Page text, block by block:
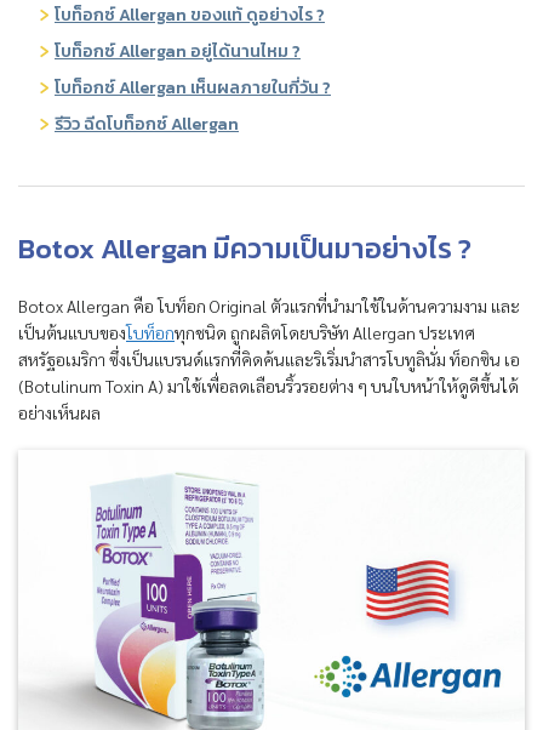
โบท็อกซ์ Allergan ของแท้ ดูอย่างไร ?
โบท็อกซ์ Allergan อยู่ได้นานไหม ?
โบท็อกซ์ Allergan เห็นผลภายในกี่วัน ?
รีวิว ฉีดโบท็อกซ์ Allergan
Botox Allergan มีความเป็นมาอย่างไร ?
Botox Allergan คือ โบท็อก Original ตัวแรกที่นำมาใช้ในด้านความงาม และ
เป็นต้นแบบของโบท็อกทุกชนิด ถูกผลิตโดยบริษัท Allergan ประเทศ
สหรัฐอเมริกา ซึ่งเป็นแบรนด์แรกที่คิดค้นและริเริ่มนำสารโบทูลินั่ม ท็อกซิน เอ
(Botulinum Toxin A) มาใช้เพื่อลดเลือนริ้วรอยต่าง ๆ บนใบหน้าให้ดูดีขึ้นได้
อย่างเห็นผล